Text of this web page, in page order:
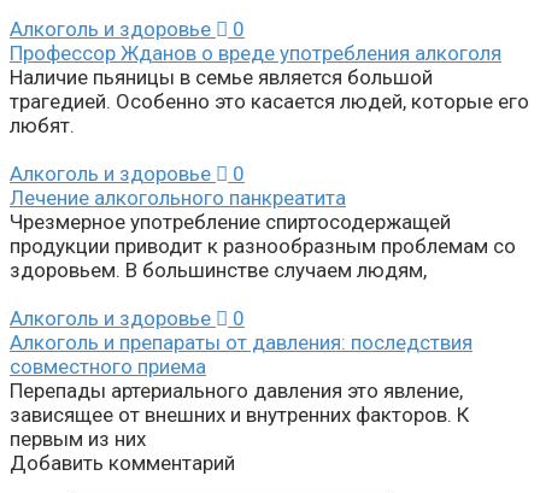
Алкоголь и здоровье
0
Профессор Жданов о вреде употребления алкоголя
Наличие пьяницы в семье является большой
трагедией. Особенно это касается людей, которые его
любят.
Алкоголь и здоровье
0
Лечение алкогольного панкреатита
Чрезмерное употребление спиртосодержащей
продукции приводит к разнообразным проблемам со
здоровьем. В большинстве случаем людям,
Алкоголь и здоровье
0
Алкоголь и препараты от давления: последствия
совместного приема
Перепады артериального давления это явление,
зависящее от внешних и внутренних факторов. К
первым из них
Добавить комментарий